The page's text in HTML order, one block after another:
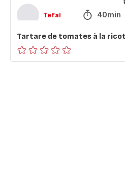
Tefal 40min
Tartare de tomates à la
ratings.0